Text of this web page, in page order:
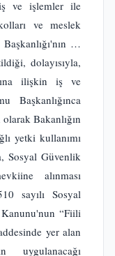
iş ve işlemler ile
ve meslek
…
dolayısıyla,
ilişkin iş ve
Başkanlığınca
Bakanlığın
yetki kullanımı
Sosyal Güvenlik
alınması
sayılı Sosyal
Kanunu'nun “Fiili
yer alan